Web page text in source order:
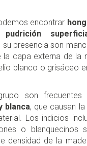
encontrar
presencia son
la capa externa de la
blanco o grisáceo
son frecuentes
blanca, que causan
Los indicios
o blanquecinos
densidad de la